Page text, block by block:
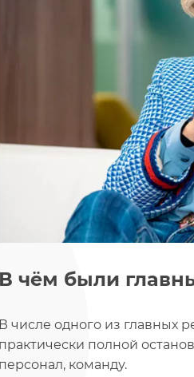
В чём были
В числе одного из главных
практически полной
персонал, команду.